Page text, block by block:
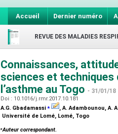
Accueil Dernier numéro
REVUE DES MALADIES
Connaissances,
sciences et
l’asthme au Togo - 31/01/18
Doi : 10.1016/j.rmr.2017.10.181
A.G. Gbadamassi ⁎
, A. Adambounou, A.
Université de Lomé, Lomé, Togo
⁎Auteur correspondant.